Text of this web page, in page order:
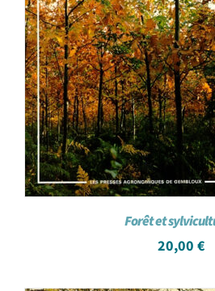
Forêt et
20,00 €